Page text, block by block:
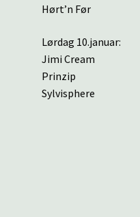
Hørt’n Før
Lørdag 10.januar:
Jimi Cream
Prinzip
Sylvisphere